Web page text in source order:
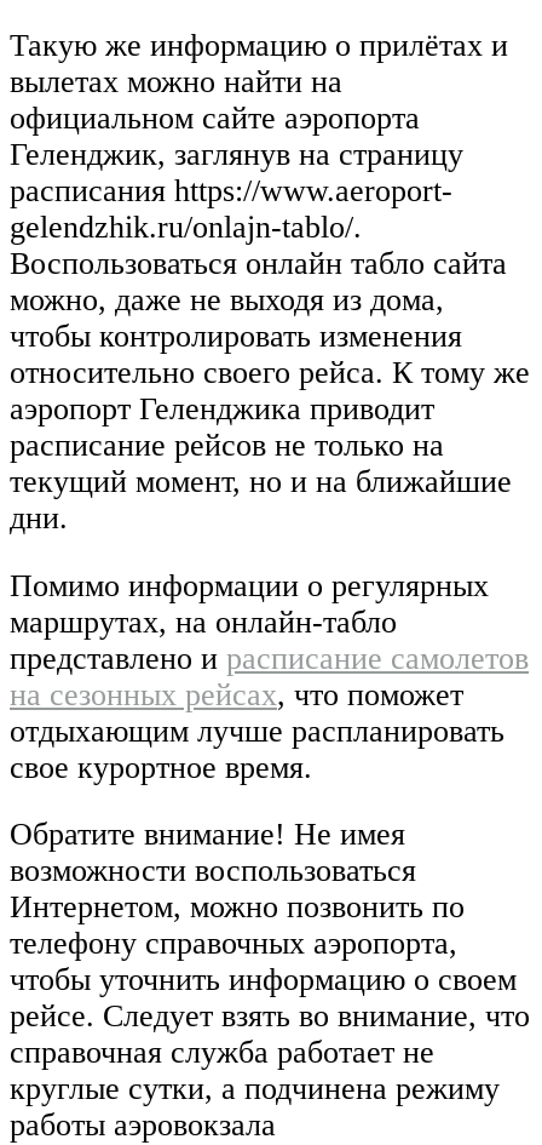
Такую же информацию о прилётах и
вылетах можно найти на
официальном сайте аэропорта
Геленджик, заглянув на страницу
расписания https://www.aeroport-
gelendzhik.ru/onlajn-tablo/.
Воспользоваться онлайн табло сайта
можно, даже не выходя из дома,
чтобы контролировать изменения
относительно своего рейса. К тому же
аэропорт Геленджика приводит
расписание рейсов не только на
текущий момент, но и на ближайшие
дни.
Помимо информации о регулярных
маршрутах, на онлайн-табло
представлено и расписание самолетов
на сезонных рейсах, что поможет
отдыхающим лучше распланировать
свое курортное время.
Обратите внимание! Не имея
возможности воспользоваться
Интернетом, можно позвонить по
телефону справочных аэропорта,
чтобы уточнить информацию о своем
рейсе. Следует взять во внимание, что
справочная служба работает не
круглые сутки, а подчинена режиму
работы аэровокзала